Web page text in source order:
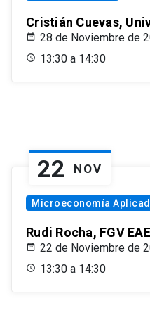
Cristián Cuevas,
28 de Noviembre de
13:30 a 14:30
22 NOV
Microeconomía
Rudi Rocha, FGV
22 de Noviembre de
13:30 a 14:30